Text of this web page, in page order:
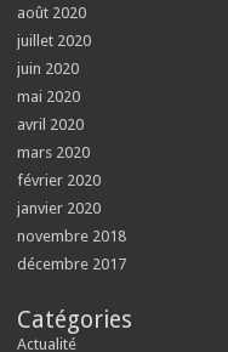
août 2020
juillet 2020
juin 2020
mai 2020
avril 2020
mars 2020
février 2020
janvier 2020
novembre 2018
décembre 2017
Catégories
Actualité